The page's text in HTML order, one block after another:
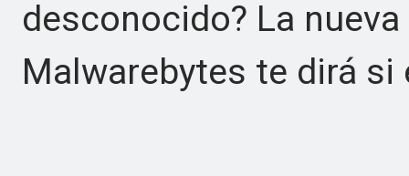
desconocido? La
Malwarebytes te dirá si